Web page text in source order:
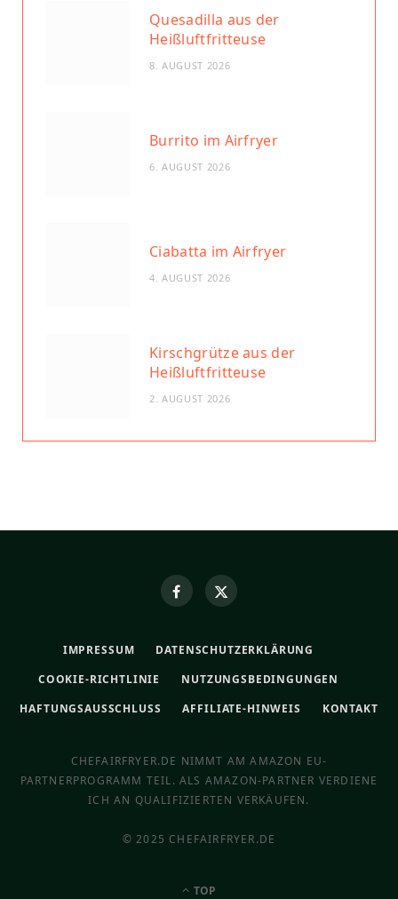
Quesadilla aus der
Heißluftfritteuse
8. AUGUST 2026
Burrito im Airfryer
6. AUGUST 2026
Ciabatta im Airfryer
4. AUGUST 2026
Kirschgrütze aus der
Heißluftfritteuse
2. AUGUST 2026
IMPRESSUM
DATENSCHUTZERKLÄRUNG
COOKIE-RICHTLINIE
NUTZUNGSBEDINGUNGEN
HAFTUNGSAUSSCHLUSS
AFFILIATE-HINWEIS KONTAKT
CHEFAIRFRYER.DE NIMMT AM AMAZON EU-
PARTNERPROGRAMM TEIL. ALS AMAZON-PARTNER VERDIENE
ICH AN QUALIFIZIERTEN VERKÄUFEN.
© 2025 CHEFAIRFRYER.DE
TOP